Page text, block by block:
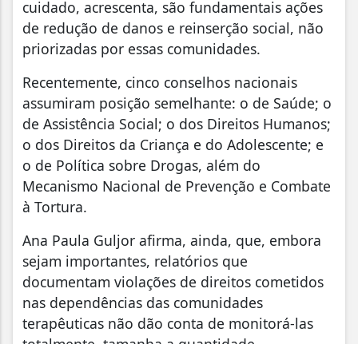
cuidado, acrescenta, são fundamentais ações
de redução de danos e reinserção social, não
priorizadas por essas comunidades.
Recentemente, cinco conselhos nacionais
assumiram posição semelhante: o de Saúde; o
de Assistência Social; o dos Direitos Humanos;
o dos Direitos da Criança e do Adolescente; e
o de Política sobre Drogas, além do
Mecanismo Nacional de Prevenção e Combate
à Tortura.
Ana Paula Guljor afirma, ainda, que, embora
sejam importantes, relatórios que
documentam violações de direitos cometidos
nas dependências das comunidades
terapêuticas não dão conta de monitorá-las